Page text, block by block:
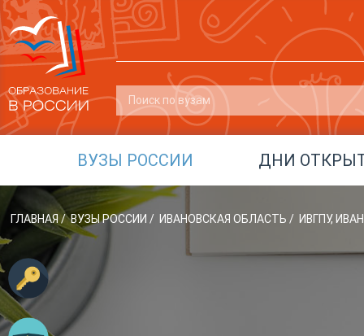
ВУЗЫ РОССИИ ДНИ
ГЛАВНАЯ / ВУЗЫ РОССИИ / ИВАНОВСКАЯ ОБЛАСТЬ / ИВГПУ,